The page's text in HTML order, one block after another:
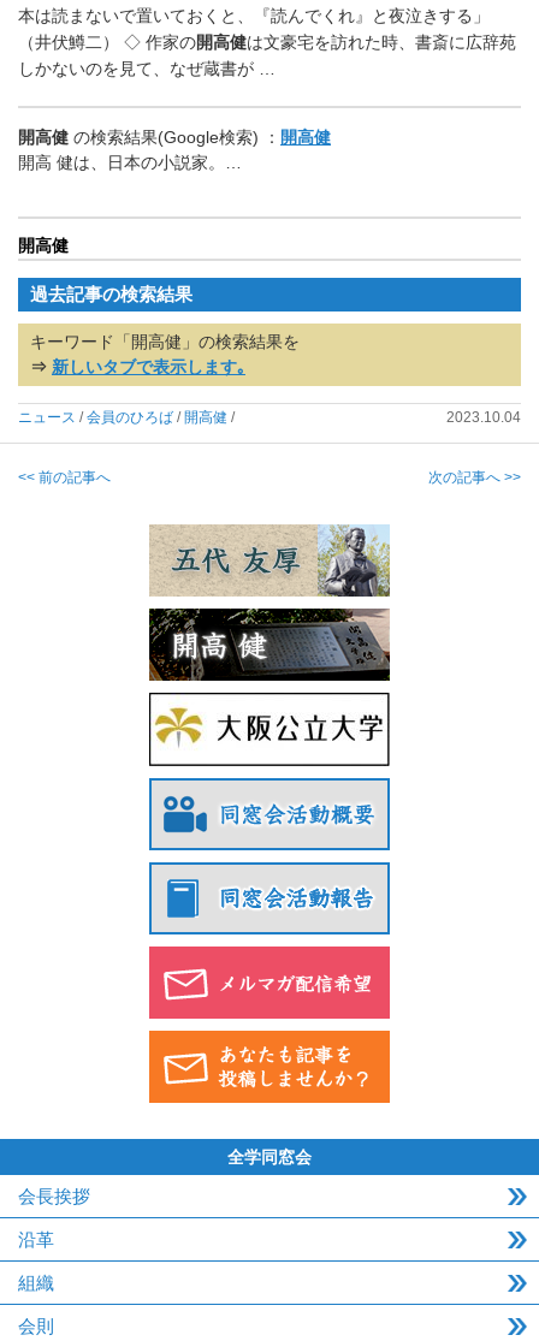
本は読まないで置いておくと、『読んでくれ』と夜泣きする」
（井伏鱒二） ◇ 作家の開高健は文豪宅を訪れた時、 書斎に広辞苑
しかないのを見て、なぜ蔵書が …
開高健 の検索結果(Google検索) ： 開高健
開高 健は、日本の小説家。…
開高健
過去記事の検索結果
キーワード「開高健」の検索結果を
⇒ 新しいタブで表示します｡
ニュース /会員のひろば / 開高健 / 2023.10.04
<< 前の記事へ 次の記事へ >>
全学同窓会
会長挨拶
沿革
組織
会則